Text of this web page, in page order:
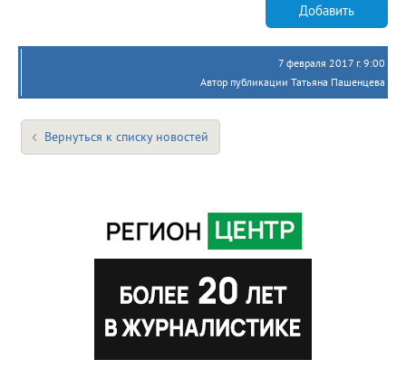
Добавить
7 февраля 2017 г. 9:00
Автор публикации Татьяна Пашенцева
Вернуться к списку новостей